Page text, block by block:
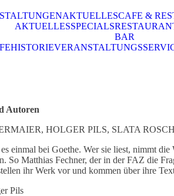
AKTUELLESCAFE &
AKTUELLESSPECIALS
BAR
HISTORIE
Autoren
HOLGER PILS, SLATA
einmal bei Goethe. Wer sie liest, nimmt
So Matthias Fechner, der in der FAZ die
ihr Werk vor und kommen über ihre
Pils